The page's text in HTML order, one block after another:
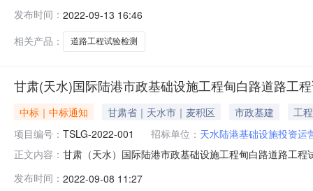
15333440804竞价(公告)开始时间2022-09-1315:30:00
发布时间： 2022-09-13 16:46
相关产品：
道路工程试验检测
甘肃(天水)国际陆港市政基础设施工程甸白路道路工
中标｜中标通知 甘肃省｜天水市｜麦积区 市政基建
工程
项目编号： TSLG-2022-001 招标单位： 天水陆港基础设施投资运
正文内容： 甘肃（天水）国际陆港市政基础设施工程甸白路道路工
算价成交企业成交价格状态1甘肃（天水）国际陆港市政
发布时间： 2022-09-08 11:27